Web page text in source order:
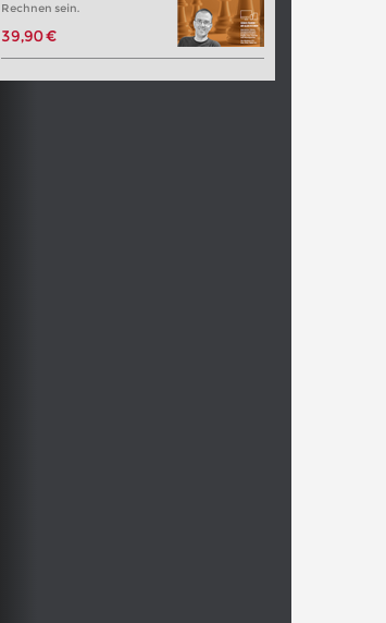
Rechnen sein.
39,90 €